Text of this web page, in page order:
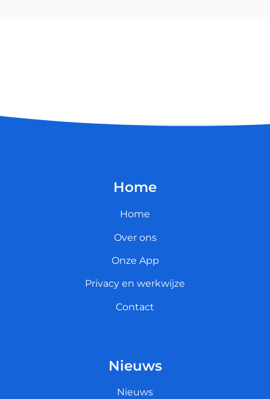
Home
Home
Over ons
Onze App
Privacy en werkwijze
Contact
Nieuws
Nieuws